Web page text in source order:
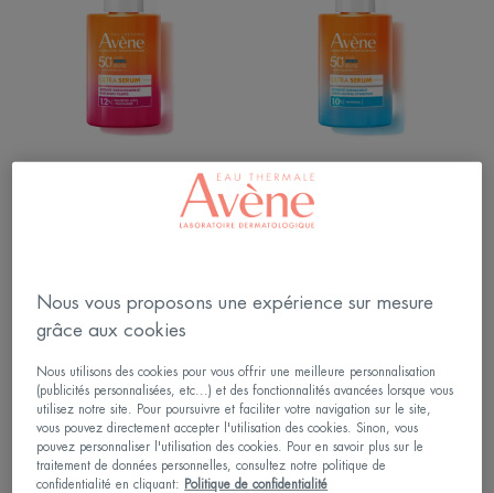
REPULPE
INSTANTANÉMENT
Soins solaires - Peaux
ULTRA SERUM SPF50+
4.5
/
5
-
147
HYDRATE
Soins solaires - Peaux
ULTRA SERUM SPF50+
-
ULTRA
SERUM
SPF50+
ACTIVE
L’ÉCLAT
NOUVEAU
ULTRA
STICK
SPF50
NOUVEAU
Nous vous proposons une expérience sur mesure
grâce aux cookies
Nous utilisons des cookies pour vous offrir une meilleure personnalisation
(publicités personnalisées, etc...) et des fonctionnalités avancées lorsque vous
utilisez notre site. Pour poursuivre et faciliter votre navigation sur le site,
vous pouvez directement accepter l'utilisation des cookies. Sinon, vous
pouvez personnaliser l'utilisation des cookies. Pour en savoir plus sur le
traitement de données personnelles, consultez notre politique de
confidentialité en cliquant:
Politique de confidentialité